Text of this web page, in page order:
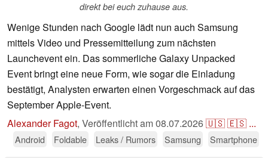
direkt bei euch zuhause aus.
Wenige Stunden nach Google lädt nun auch Samsung
mittels Video und Pressemitteilung zum nächsten
Launchevent ein. Das sommerliche Galaxy Unpacked
Event bringt eine neue Form, wie sogar die Einladung
bestätigt, Analysten erwarten einen Vorgeschmack auf das
September Apple-Event.
Alexander Fagot, Veröffentlicht am08.07.2026🇺🇸🇪🇸 ...
Android Foldable Leaks / Rumors Samsung Smartphone